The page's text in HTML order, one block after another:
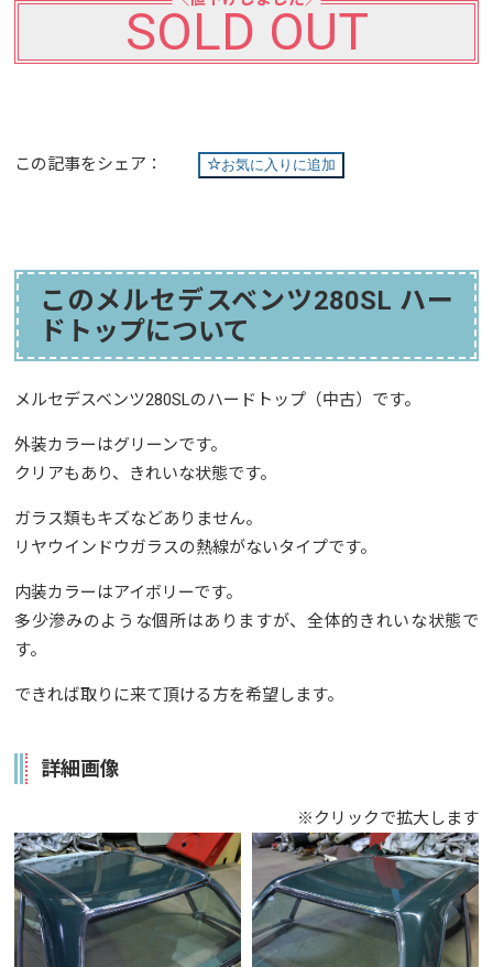
SOLD OUT
この記事をシェア： お気に入りに追加
このメルセデスベンツ280SL ハー
ドトップについて
メルセデスベンツ280SLのハードトップ（中古）です。
外装カラーはグリーンです。
クリアもあり、きれいな状態です。
ガラス類もキズなどありません。
リヤウインドウガラスの熱線がないタイプです。
内装カラーはアイボリーです。
多少滲みのような個所はありますが、全体的きれいな状態で
す。
できれば取りに来て頂ける方を希望します。
詳細画像
※クリックで拡大します